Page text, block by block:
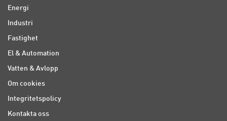
Energi
Industri
Fastighet
El & Automation
Vatten & Avlopp
Om cookies
Integritetspolicy
Kontakta oss